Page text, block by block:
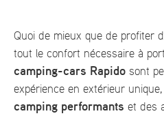
Quoi de mieux que de profiter
tout le confort nécessaire à
camping-cars Rapido sont
expérience en extérieur
camping performants et des